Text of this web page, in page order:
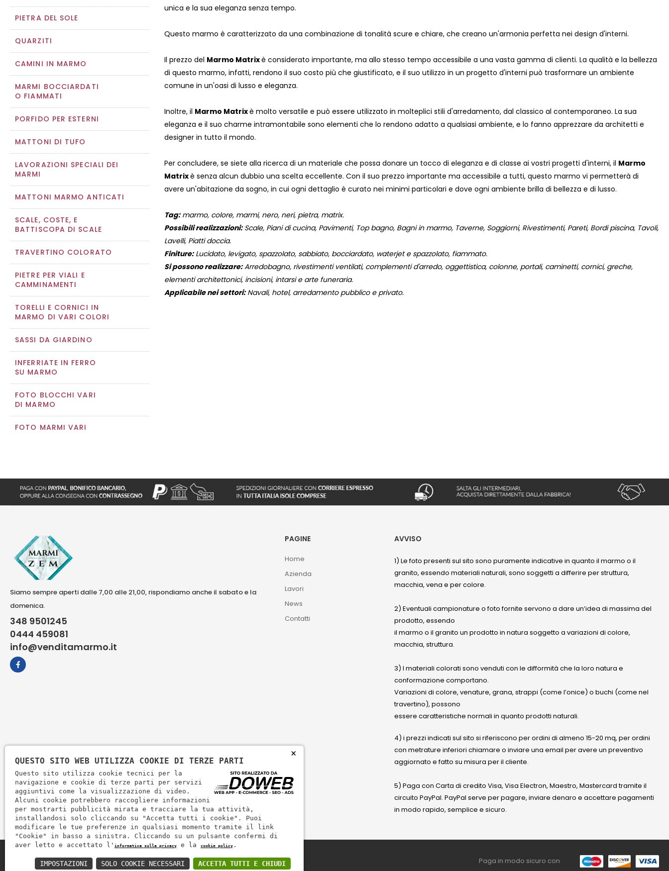
PIETRA DEL SOLE
QUARZITI
CAMINI IN MARMO
MARMI BOCCIARDATI
O FIAMMATI
PORFIDO PER ESTERNI
MATTONI DI TUFO
LAVORAZIONI SPECIALI DEI
MARMI
MATTONI MARMO ANTICATI
SCALE, COSTE, E
BATTISCOPA DI SCALE
TRAVERTINO COLORATO
PIETRE PER VIALI E
CAMMINAMENTI
TORELLI E CORNICI IN
MARMO DI VARI COLORI
SASSI DA GIARDINO
INFERRIATE IN FERRO
SU MARMO
FOTO BLOCCHI VARI
DI MARMO
FOTO MARMI VARI
unica e la sua eleganza senza tempo.
Questo marmo è caratterizzato da una combinazione di tonalità scure e chiare, che creano un'armonia perfetta nei design d'interni.
Il prezzo del Marmo Matrixè considerato importante, ma allo stesso tempo accessibile a una vasta gamma di clienti. La qualità e la bellezza
di questo marmo, infatti, rendono il suo costo più che giustificato, e il suo utilizzo in un progetto d'interni può trasformare un ambiente
comune in un'oasi di lusso e eleganza.
Inoltre, il Marmo Matrixè molto versatile e può essere utilizzato in molteplici stili d'arredamento, dal classico al contemporaneo. La sua
eleganza e il suo charme intramontabile sono elementi che lo rendono adatto a qualsiasi ambiente, e lo fanno apprezzare da architetti e
designer in tutto il mondo.
Per concludere, se siete alla ricerca di un materiale che possa donare un tocco di eleganza e di classe ai vostri progetti d'interni, il Marmo
Matrixè senza alcun dubbio una scelta eccellente. Con il suo prezzo importante ma accessibile a tutti, questo marmo vi permetterà di
avere un'abitazione da sogno, in cui ogni dettaglio è curato nei minimi particolari e dove ogni ambiente brilla di bellezza e di lusso.
Tag:marmo, colore, marmi, nero, neri, pietra, matrix.
Possibili realizzazioni:Scale, Piani di cucina, Pavimenti, Top bagno, Bagni in marmo, Taverne, Soggiorni, Rivestimenti, Pareti, Bordi piscina, Tavoli,
Lavelli, Piatti doccia.
Finiture:Lucidato, levigato, spazzolato, sabbiato, bocciardato, waterjet e spazzolato, fiammato.
Si possono realizzare:Arredobagno, rivestimenti ventilati, complementi d'arredo, oggettistica, colonne, portali, caminetti, cornici, greche,
elementi architettonici, incisioni, intarsi e arte funeraria.
Applicabile nei settori:Navali, hotel, arredamento pubblico e privato.
Siamo sempre aperti dalle 7,00 alle 21,00, rispondiamo anche il sabato e la
domenica.
348 9501245
0444 459081
info@venditamarmo.it
PAGINE
Home
Azienda
Lavori
News
Contatti
AVVISO
1) Le foto presenti sul sito sono puramente indicative in quanto il marmo o il
granito, essendo materiali naturali, sono soggetti a differire per struttura,
macchia, vena e per colore.
2) Eventuali campionature o foto fornite servono a dare un’idea di massima del
prodotto, essendo
il marmo o il granito un prodotto in natura soggetto a variazioni di colore,
macchia, struttura.
3) I materiali colorati sono venduti con le difformità che la loro natura e
conformazione comportano.
Variazioni di colore, venature, grana, strappi (come l’onice) o buchi (come nel
travertino), possono
essere caratteristiche normali in quanto prodotti naturali.
4) i prezzi indicati sul sito si riferiscono per ordini di almeno 15-20 mq, per ordini
con metrature inferiori chiamare o inviare una email per avere un preventivo
aggiornato e fatto su misura per il cliente.
5) Paga con Carta di credito Visa, Visa Electron, Maestro, Mastercard tramite il
circuito PayPal. PayPal serve per pagare, inviare denaro e accettare pagamenti
in modo rapido, semplice e sicuro.
Zem Marmi P.I. 03463990246 Paga in modo sicuro con
×
QUESTO SITO WEB UTILIZZA COOKIE DI TERZE PARTI
Questo sito utilizza cookie tecnici per la
navigazione e cookie di terze parti per servizi
aggiuntivi come la visualizzazione di video.
Alcuni cookie potrebbero raccogliere informazioni
per mostrarti pubblicità mirata e tracciare la tua attività,
installandosi solo cliccando su "Accetta tutti i cookie". Puoi
modificare le tue preferenze in qualsiasi momento tramite il link
"Cookie" in basso a sinistra. Cliccando su un pulsante confermi di
aver letto e accettato l' informativa sulla privacy e la cookie policy .
ACCETTA TUTTI E CHIUDI
SOLO COOKIE NECESSARI
IMPOSTAZIONI